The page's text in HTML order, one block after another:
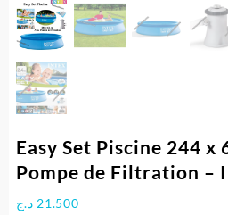
Easy Set Piscine 244 x
Pompe de Filtration –
21.500 د.ج